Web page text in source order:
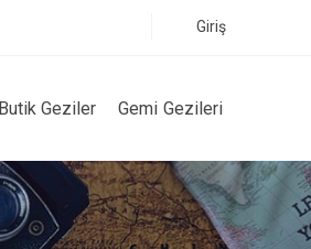
Giriş
Geziler Gemi Gezileri